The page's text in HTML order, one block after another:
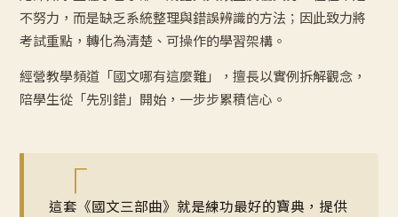
不努力，而是缺乏系統整理與錯誤辨識的方法；因此致力將
考試重點，轉化為清楚、可操作的學習架構。
經營教學頻道「國文哪有這麼難」，擅長以實例拆解觀念，
陪學生從「先別錯」開始，一步步累積信心。
「
這套《國文三部曲》就是練功最好的寶典，提供